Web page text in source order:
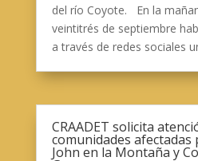
del río Coyote. En la
veintitrés de septiembre
a través de redes sociales
CRAADET solicita
comunidades afectadas
John en la Montaña y